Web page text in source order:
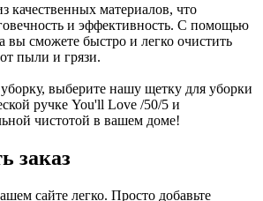
качественных материалов, что
и эффективность. С помощью
вы сможете быстро и легко очистить
пыли и грязи.
выберите нашу щетку для уборки
ручке You'll Love /50/5 и
чистотой в вашем доме!
заказ
сайте легко. Просто добавьте